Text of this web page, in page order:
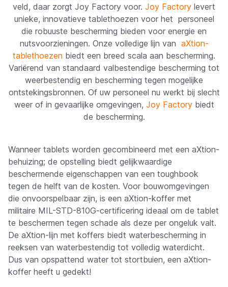
veld, daar zorgt Joy Factory voor. Joy Factory levert
unieke, innovatieve tablethoezen voor het personeel
die robuuste bescherming bieden voor energie en
nutsvoorzieningen. Onze volledige lijn van aXtion-
tablethoezen biedt een breed scala aan bescherming.
Variërend van standaard valbestendige bescherming tot
weerbestendig en bescherming tegen mogelijke
ontstekingsbronnen. Of uw personeel nu werkt bij slecht
weer of in gevaarlijke omgevingen, Joy Factorybiedt
de bescherming.
Wanneer tablets worden gecombineerd met een aXtion-
behuizing; de opstelling biedt gelijkwaardige
beschermende eigenschappen van een toughbook
tegen de helft van de kosten. Voor bouwomgevingen
die onvoorspelbaar zijn, is een aXtion-koffer met
militaire MIL-STD-810G-certificering ideaal om de tablet
te beschermen tegen schade als deze per ongeluk valt.
De aXtion-lijn met koffers biedt waterbescherming in
reeksen van waterbestendig tot volledig waterdicht.
Dus van opspattend water tot stortbuien, een aXtion-
koffer heeft u gedekt!